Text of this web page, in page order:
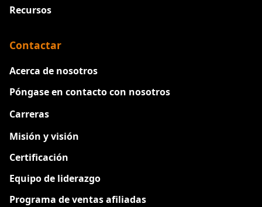
Recursos
Contactar
Acerca de nosotros
Póngase en contacto con nosotros
Carreras
Misión y visión
Certificación
Equipo de liderazgo
Programa de ventas afiliadas